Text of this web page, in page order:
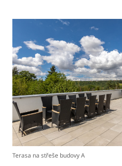
Terasa na střeše budovy A